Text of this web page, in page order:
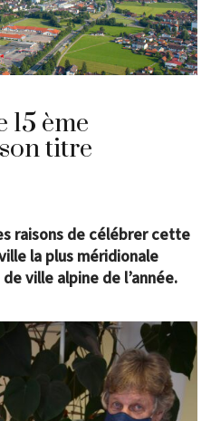
15 ème
titre
raisons de célébrer cette
la plus méridionale
ville alpine de l’année.